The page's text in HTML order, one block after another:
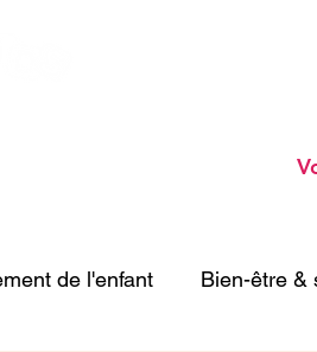
de l'enfant Bien-être &